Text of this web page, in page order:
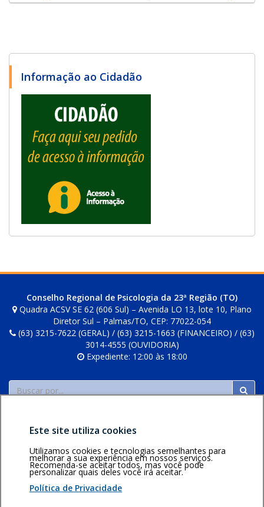
Informação ao Cidadão
Conselho Regional de Psicologia da 23ª Região (TO)
Quadra ACSV SE 62 (606 Sul) – Avenida LO 13, lote 10, Plano
Diretor Sul – Palmas/TO, CEP: 77022-054
(63) 3215-7622 (GERAL) / (63) 3215-1663 (FINANCEIRO) / (63)
3014-4555 (OUVIDORIA)
Expediente: 12:00 às 18:00
Buscar
Área restritaPolítica de
privacidadePersonalização
de cookies
Este site utiliza cookies
Utilizamos cookies e tecnologias semelhantes para
melhorar a sua experiência em nossos serviços.
Recomenda-se aceitar todos, mas você pode
personalizar quais deles você irá aceitar.
Política de Privacidade